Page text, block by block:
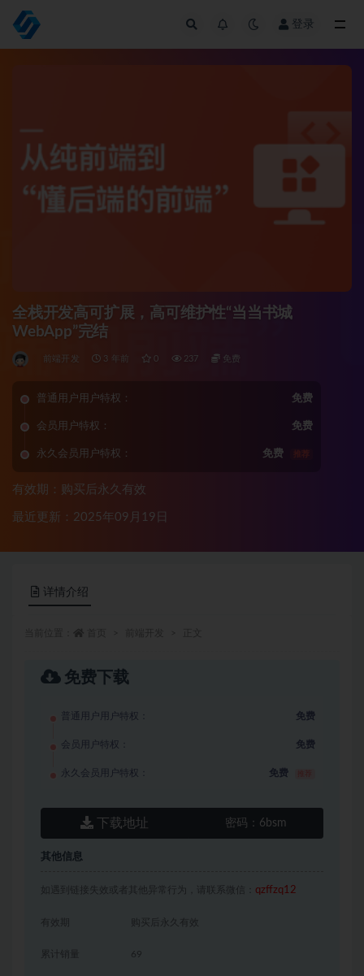
登录
全栈开发高可扩展，高可维护性“当当书城
WebApp”完结
前端开发 3 年前 0 237 免费
普通用户用户特权： 免费
会员用户特权： 免费
永久会员用户特权： 免费 推荐
有效期：购买后永久有效
最近更新：2025年09月19日
详情介绍
免费下载
普通用户用户特权： 免费
会员用户特权： 免费
永久会员用户特权： 免费
下载地址 密码： 6bsm
其他信息
如遇到链接失效或者其他异常行为，请联系微信： qzffzq12
有效期 购买后永久有效
累计销量 69